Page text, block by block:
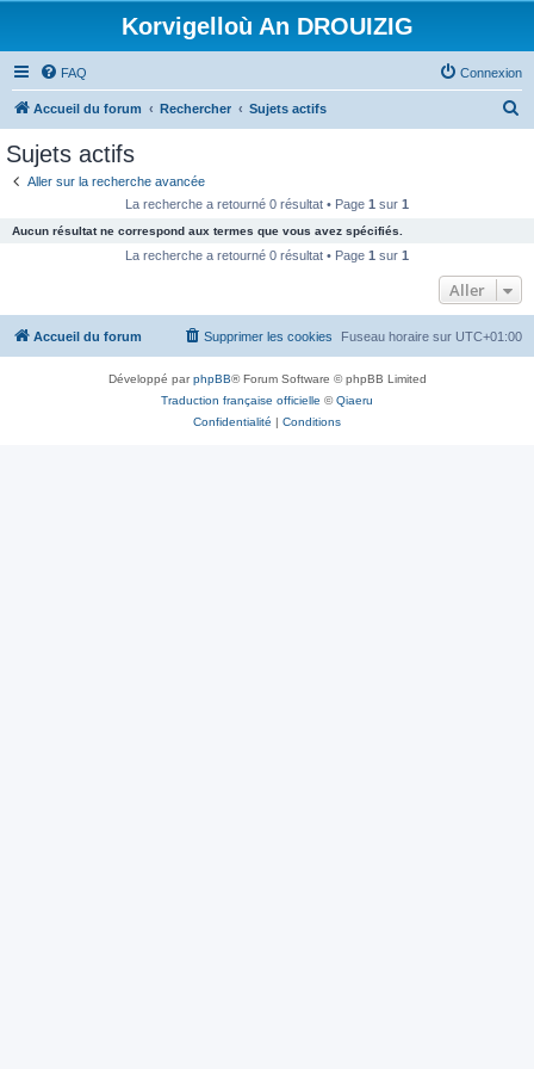
Korvigelloù An DROUIZIG
FAQ Connexion
Accueil du forum Rechercher Sujets actifs
c
e
Sujets actifs
Aller sur la recherche avancée
La recherche a retourné 0 résultat • Page 1 sur 1
Aucun résultat ne correspond aux termes que vous avez spécifiés.
La recherche a retourné 0 résultat • Page 1 sur 1
Aller
Accueil du forum Fuseau horaire sur UTC+01:00
Supprimer les cookies
Développé parphpBB® Forum Software © phpBB Limited
Traduction française officielle ©Qiaeru
Confidentialité | Conditions